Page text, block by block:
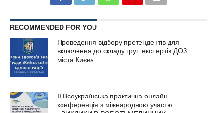
RECOMMENDED FOR YOU
Проведення відбору претендентів для
включення до складу груп експертів ДОЗ
міста Києва
ІІ Всеукраїнська практична онлайн-
конференція з міжнародною участю